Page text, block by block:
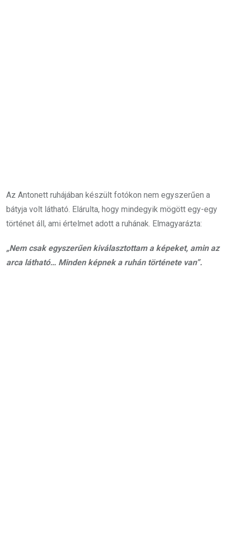
Az Antonett ruhájában készült fotókon nem egyszerűen a
bátyja volt látható. Elárulta, hogy mindegyik mögött egy-egy
történet áll, ami értelmet adott a ruhának. Elmagyarázta:
„Nem csak egyszerűen kiválasztottam a képeket, amin az
arca látható… Minden képnek a ruhán története van”.